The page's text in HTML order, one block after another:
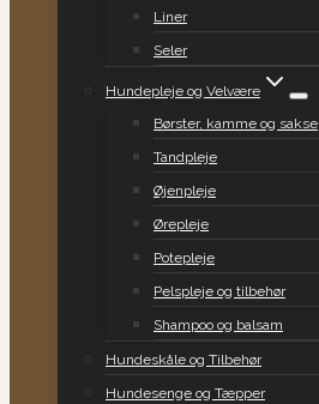
Liner
Seler
Hundepleje og Velvære
Børster, kamme og sakse
Tandpleje
Øjenpleje
Ørepleje
Potepleje
Pelspleje og tilbehør
Shampoo og balsam
Hundeskåle og Tilbehør
Hundesenge og Tæpper